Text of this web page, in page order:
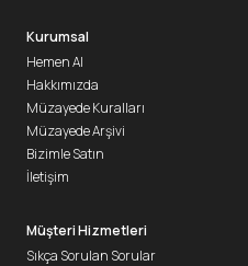
Kurumsal
Hemen Al
Hakkımızda
Müzayede Kuralları
Müzayede Arşivi
Bizimle Satın
İletişim
Müşteri Hizmetleri
Sıkça Sorulan Sorular